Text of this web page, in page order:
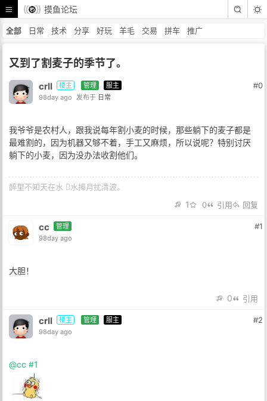
摸鱼论坛
全部 日常 技术 分享 好玩 羊毛 交易 拼车 推广
又到了割麦子的季节了。
crll 楼主 管理
服主
98day ago
发布于 日常
#0
我爷爷是农村人，跟我说每年割小麦的时候，那些躺下的麦子都是
最难割的，因为机器又够不着，手工又麻烦，所以说呢？特别讨厌
躺下的小麦，因为没办法收割他们。
醉里不知天在水 𢵗水捧月扰清波。
1 0 引用 回复
cc
管理
98day ago
#1
大胆！
0 引用
crll 楼主 管理
服主
98day ago
#2
@cc #1